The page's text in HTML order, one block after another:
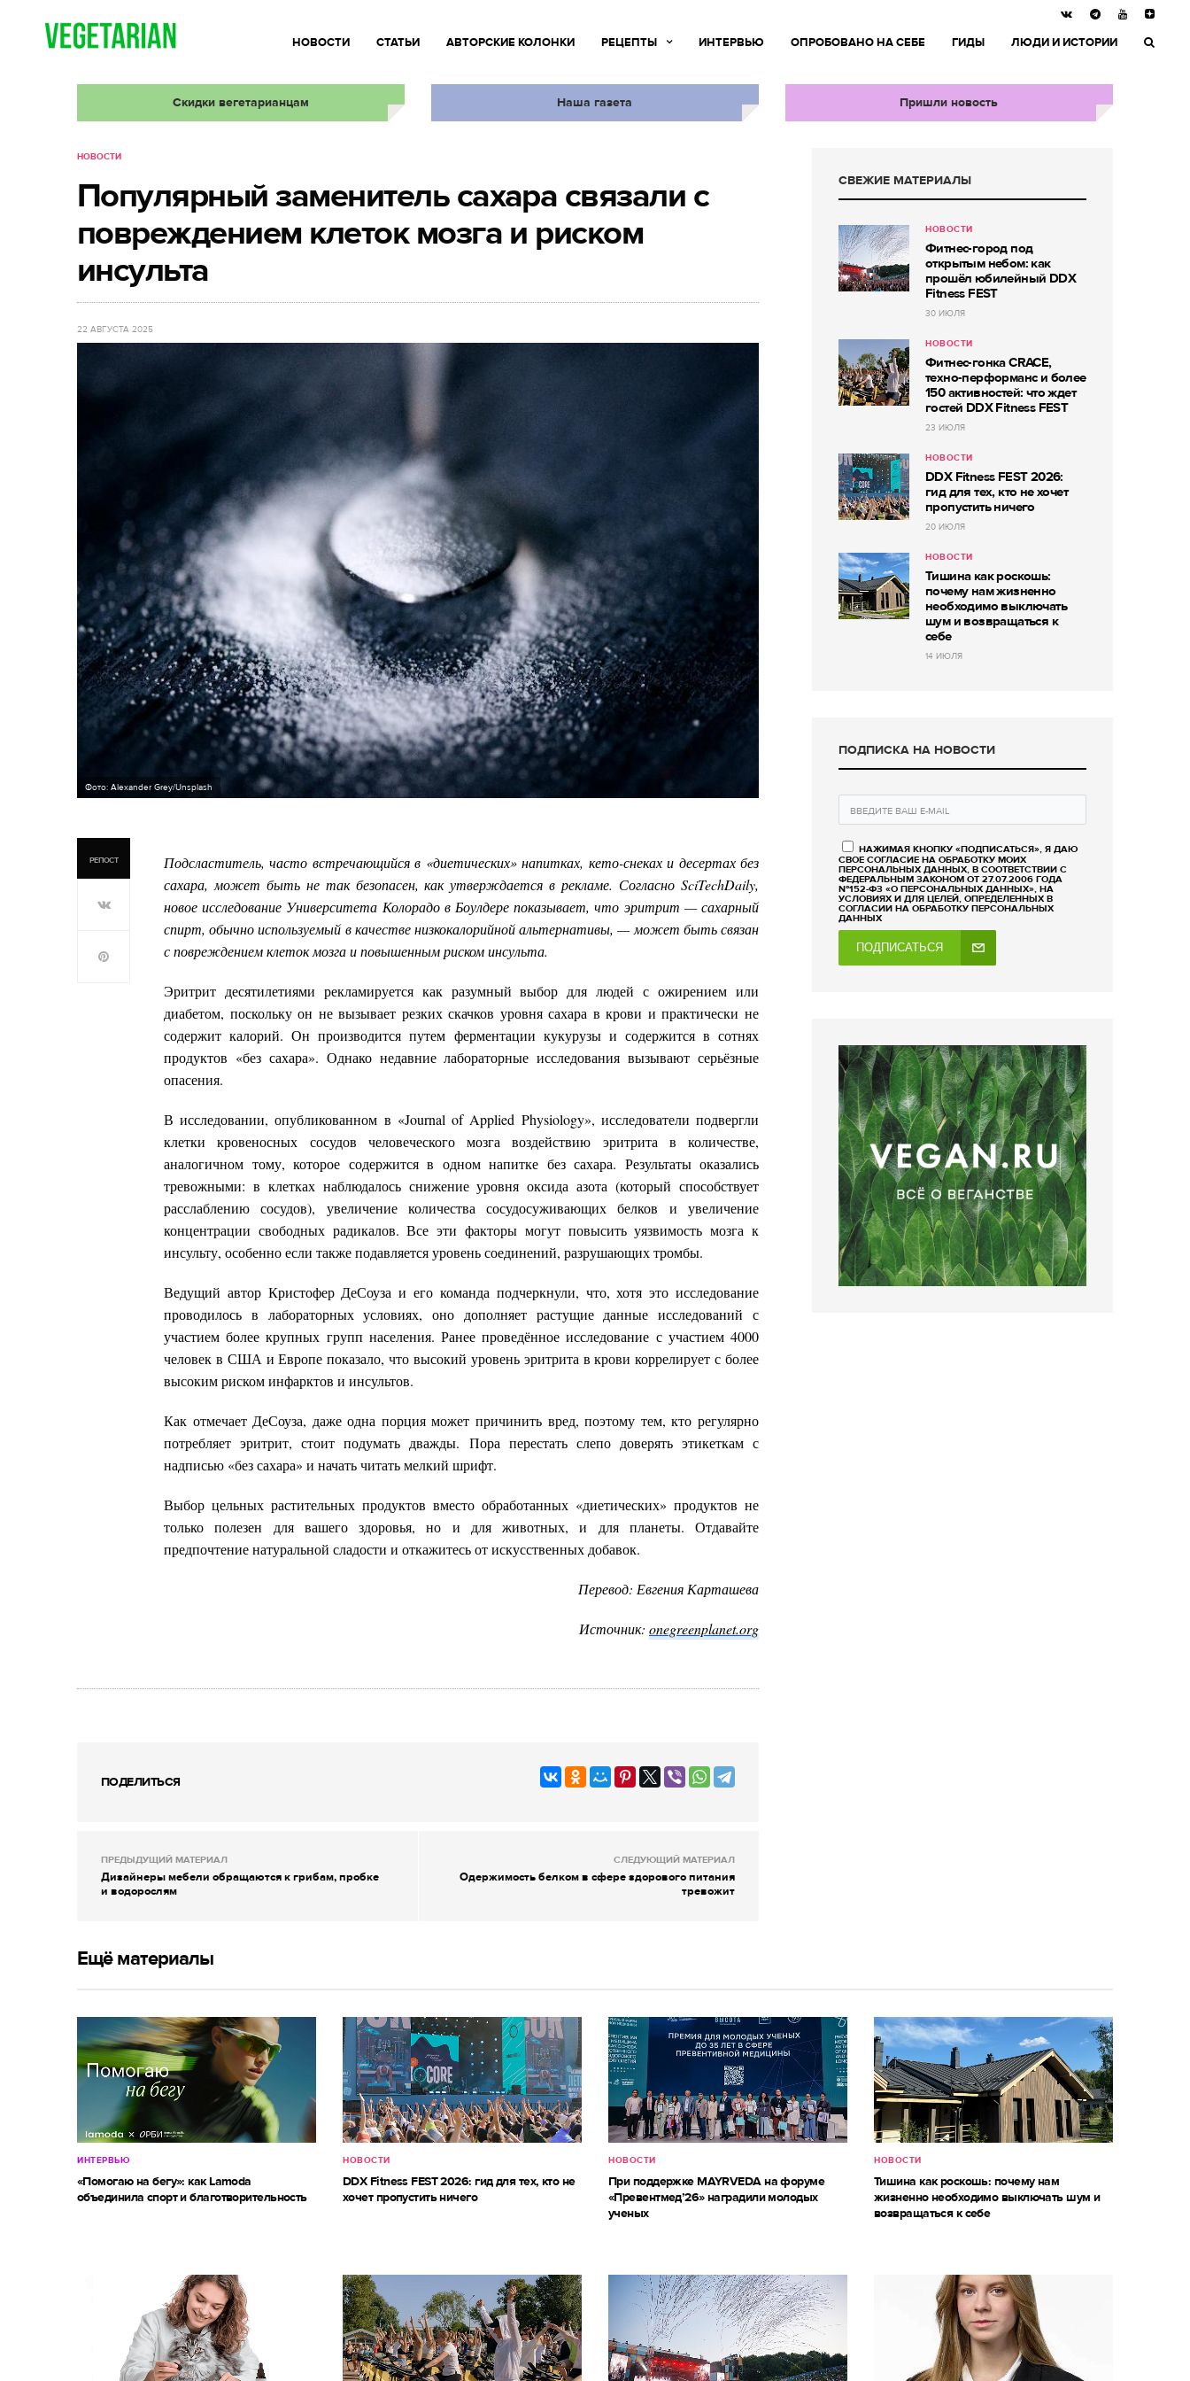
НОВОСТИ СТАТЬИ АВТОРСКИЕ КОЛОНКИ РЕЦЕПТЫ ИНТЕРВЬЮ ОПРОБОВАНО НА СЕБЕ ГИДЫ ЛЮДИ И ИСТОРИИ
Скидки вегетарианцам Наша газета Пришли новость
НОВОСТИ
Популярный заменитель сахара связали с
повреждением клеток мозга и риском
инсульта
22 АВГУСТА 2025
Фото: Alexander Grey/Unsplash
РЕПОСТ
Подсластитель, часто встречающийся в «диетических» напитках, кето-снеках и десертах без
сахара, может быть не так безопасен, как утверждается в рекламе. Согласно SciTechDaily,
новое исследование Университета Колорадо в Боулдере показывает, что эритрит — сахарный
спирт, обычно используемый в качестве низкокалорийной альтернативы, — может быть связан
с повреждением клеток мозга и повышенным риском инсульта.
Эритрит десятилетиями рекламируется как разумный выбор для людей с ожирением или
диабетом, поскольку он не вызывает резких скачков уровня сахара в крови и практически не
содержит калорий. Он производится путем ферментации кукурузы и содержится в сотнях
продуктов «без сахара». Однако недавние лабораторные исследования вызывают серьёзные
опасения.
В исследовании, опубликованном в «Journal of Applied Physiology», исследователи подвергли
клетки кровеносных сосудов человеческого мозга воздействию эритрита в количестве,
аналогичном тому, которое содержится в одном напитке без сахара. Результаты оказались
тревожными: в клетках наблюдалось снижение уровня оксида азота (который способствует
расслаблению сосудов), увеличение количества сосудосуживающих белков и увеличение
концентрации свободных радикалов. Все эти факторы могут повысить уязвимость мозга к
инсульту, особенно если также подавляется уровень соединений, разрушающих тромбы.
Ведущий автор Кристофер ДеСоуза и его команда подчеркнули, что, хотя это исследование
проводилось в лабораторных условиях, оно дополняет растущие данные исследований с
участием более крупных групп населения. Ранее проведённое исследование с участием 4000
человек в США и Европе показало, что высокий уровень эритрита в крови коррелирует с более
высоким риском инфарктов и инсультов.
Как отмечает ДеСоуза, даже одна порция может причинить вред, поэтому тем, кто регулярно
потребляет эритрит, стоит подумать дважды. Пора перестать слепо доверять этикеткам с
надписью «без сахара» и начать читать мелкий шрифт.
Выбор цельных растительных продуктов вместо обработанных «диетических» продуктов не
только полезен для вашего здоровья, но и для животных, и для планеты. Отдавайте
предпочтение натуральной сладости и откажитесь от искусственных добавок.
Перевод: Евгения Карташева
Источник: onegreenplanet.org
ПОДЕЛИТЬСЯ
ПРЕДЫДУЩИЙ МАТЕРИАЛ
Дизайнеры мебели обращаются к грибам, пробке
и водорослям
СЛЕДУЮЩИЙ МАТЕРИАЛ
Одержимость белком в сфере здорового питания
тревожит
СВЕЖИЕ МАТЕРИАЛЫ
НОВОСТИ
Фитнес-город под
открытым небом: как
прошёл юбилейный DDX
Fitness FEST
30 ИЮЛЯ
НОВОСТИ
Фитнес-гонка CRACE,
техно-перформанс и более
150 активностей: что ждет
гостей DDX Fitness FEST
23 ИЮЛЯ
НОВОСТИ
DDX Fitness FEST 2026:
гид для тех, кто не хочет
пропустить ничего
20 ИЮЛЯ
НОВОСТИ
Тишина как роскошь:
почему нам жизненно
необходимо выключать
шум и возвращаться к
себе
14 ИЮЛЯ
ПОДПИСКА НА НОВОСТИ
НАЖИМАЯ КНОПКУ «ПОДПИСАТЬСЯ», Я ДАЮ
СВОЕ СОГЛАСИЕ НА ОБРАБОТКУ МОИХ
ПЕРСОНАЛЬНЫХ ДАННЫХ, В СООТВЕТСТВИИ С
ФЕДЕРАЛЬНЫМ ЗАКОНОМ ОТ 27.07.2006 ГОДА
№152-ФЗ «О ПЕРСОНАЛЬНЫХ ДАННЫХ», НА
УСЛОВИЯХ И ДЛЯ ЦЕЛЕЙ, ОПРЕДЕЛЕННЫХ В
СОГЛАСИИ НА ОБРАБОТКУ ПЕРСОНАЛЬНЫХ
ДАННЫХ
ПОДПИСАТЬСЯ
Ещё материалы
ИНТЕРВЬЮ
«Помогаю на бегу»: как Lamoda
объединила спорт и благотворительность
НОВОСТИ
DDX Fitness FEST 2026: гид для тех, кто не
хочет пропустить ничего
НОВОСТИ
При поддержке MAYRVEDA на форуме
«Превентмед’26» наградили молодых
ученых
НОВОСТИ
Тишина как роскошь: почему нам
жизненно необходимо выключать шум и
возвращаться к себе